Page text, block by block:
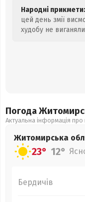
Народні прикмети:
цей день змії
худобу не
Погода
Актуальна інформація
Житомирська
23° 12°
Бердичів